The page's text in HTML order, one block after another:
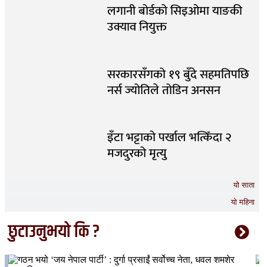
यो साता
यो महिना
लगानी बोर्डको सिइओमा याङकी
उक्याव नियुक्त
सरकारसँगको १९ बुँदे सहमतिपछि
नर्स ज्योतिले तोडिन अनसन
इँटा भट्टाको पर्खाल भत्किँदा २
मजदुरको मृत्यु
छुटाउनुभयो कि ?